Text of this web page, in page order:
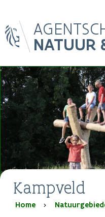
en
naar
gaan
NATUUR
Kampveld
Kruimelpad
Home